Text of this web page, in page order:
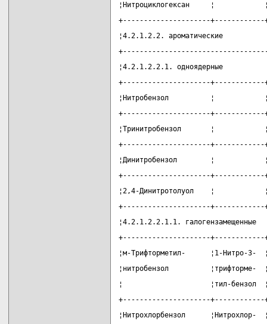
¦Нитроциклогексан     ¦
+---------------------+------------
¦4.2.1.2.2. ароматические
¦4.2.1.2.2.1. одноядерные
+---------------------+------------
¦Нитробензол          ¦
+---------------------+------------
¦Тринитробензол       ¦
+---------------------+------------
¦Динитробензол        ¦
+---------------------+------------
¦2,4-Динитротолуол    ¦
+---------------------+------------
¦4.2.1.2.2.1.1.
+---------------------+------------
¦м-Трифторметил-      ¦1-Нитро-
¦нитробензол
¦                     ¦тил-
+---------------------+------------
¦Нитрохлорбензол